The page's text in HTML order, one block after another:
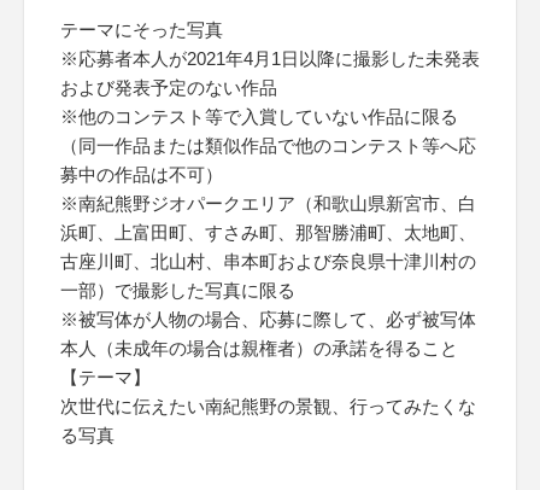
テーマにそった写真
※応募者本人が2021年4月1日以降に撮影した未発表
および発表予定のない作品
※他のコンテスト等で入賞していない作品に限る
（同一作品または類似作品で他のコンテスト等へ応
募中の作品は不可）
※南紀熊野ジオパークエリア（和歌山県新宮市、白
浜町、上富田町、すさみ町、那智勝浦町、太地町、
古座川町、北山村、串本町および奈良県十津川村の
一部）で撮影した写真に限る
※被写体が人物の場合、応募に際して、必ず被写体
本人（未成年の場合は親権者）の承諾を得ること
【テーマ】
次世代に伝えたい南紀熊野の景観、行ってみたくな
る写真